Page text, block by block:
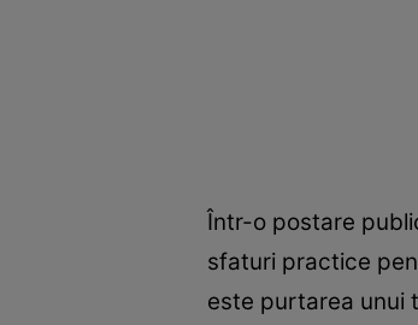
Într-o postare
sfaturi practice
este purtarea unui